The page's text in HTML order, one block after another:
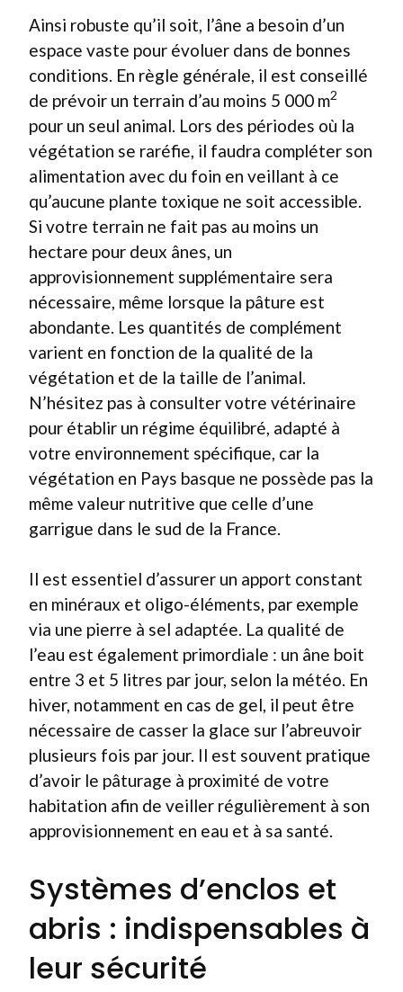
Ainsi robuste qu’il soit, l’âne a besoin d’un
espace vaste pour évoluer dans de bonnes
conditions. En règle générale, il est conseillé
de prévoir un terrain d’au moins 5 000 m2
pour un seul animal. Lors des périodes où la
végétation se raréfie, il faudra compléter son
alimentation avec du foin en veillant à ce
qu’aucune plante toxique ne soit accessible.
Si votre terrain ne fait pas au moins un
hectare pour deux ânes, un
approvisionnement supplémentaire sera
nécessaire, même lorsque la pâture est
abondante. Les quantités de complément
varient en fonction de la qualité de la
végétation et de la taille de l’animal.
N’hésitez pas à consulter votre vétérinaire
pour établir un régime équilibré, adapté à
votre environnement spécifique, car la
végétation en Pays basque ne possède pas la
même valeur nutritive que celle d’une
garrigue dans le sud de la France.
Il est essentiel d’assurer un apport constant
en minéraux et oligo-éléments, par exemple
via une pierre à sel adaptée. La qualité de
l’eau est également primordiale : un âne boit
entre 3 et 5 litres par jour, selon la météo. En
hiver, notamment en cas de gel, il peut être
nécessaire de casser la glace sur l’abreuvoir
plusieurs fois par jour. Il est souvent pratique
d’avoir le pâturage à proximité de votre
habitation afin de veiller régulièrement à son
approvisionnement en eau et à sa santé.
Systèmes d’enclos et
abris : indispensables à
leur sécurité